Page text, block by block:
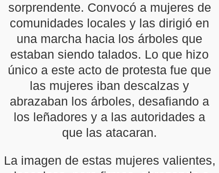
sorprendente. Convocó a mujeres de
comunidades locales y las dirigió en
una marcha hacia los árboles que
estaban siendo talados. Lo que hizo
único a este acto de protesta fue que
las mujeres iban descalzas y
abrazaban los árboles, desafiando a
los leñadores y a las autoridades a
que las atacaran.
La imagen de estas mujeres valientes,